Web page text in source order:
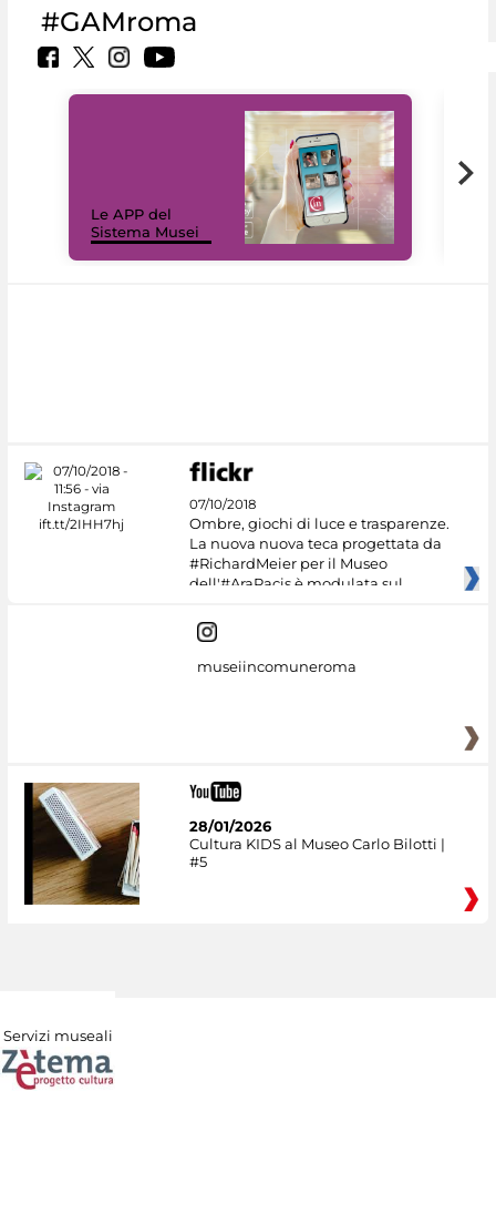
#GAMroma
Le APP del
Sistema Musei
07/10/2018
Ombre, giochi di luce e trasparenze.
La nuova nuova teca progettata da
#RichardMeier per il Museo
dell'#AraPacis è modulata sul
museiincomuneroma
28/01/2026
Cultura KIDS al Museo Carlo Bilotti |
#5
Servizi museali